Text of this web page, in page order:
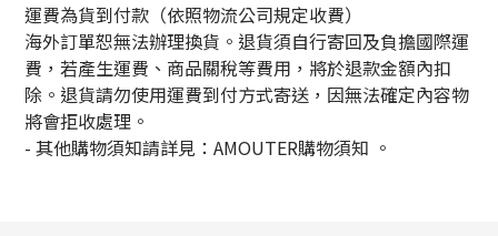
運費為貨到付款（依照物流公司規定收費）
海外訂單恕無法辦理換貨。退貨須自行寄回及負擔國際運
費，若產生運費、商品關稅等費用，將於退款金額內扣
除。退貨請勿使用運費到付方式寄送，因無法確定內容物
將會拒收處理。
- 其他購物須知請詳見： AMOUTER購物須知 。